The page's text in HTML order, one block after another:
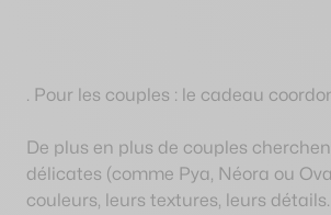
. Pour les couples : le cadeau
De plus en plus de couples
délicates (comme Pya, Néora ou
couleurs, leurs textures, leurs